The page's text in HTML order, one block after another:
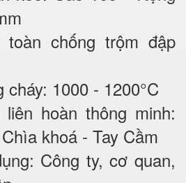
chống trộm đập
cháy: 1000 - 1200°C
hoàn thông minh:
khoá - Tay Cầm
Công ty, cơ quan,